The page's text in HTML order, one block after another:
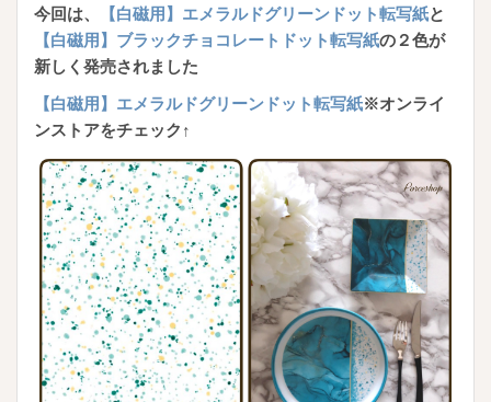
今回は、 【白磁用】エメラルドグリーンドット転写紙と
【白磁用】ブラックチョコレートドット転写紙の２色が
新しく発売されました
【白磁用】エメラルドグリーンドット転写紙※オンライ
ンストアをチェック↑